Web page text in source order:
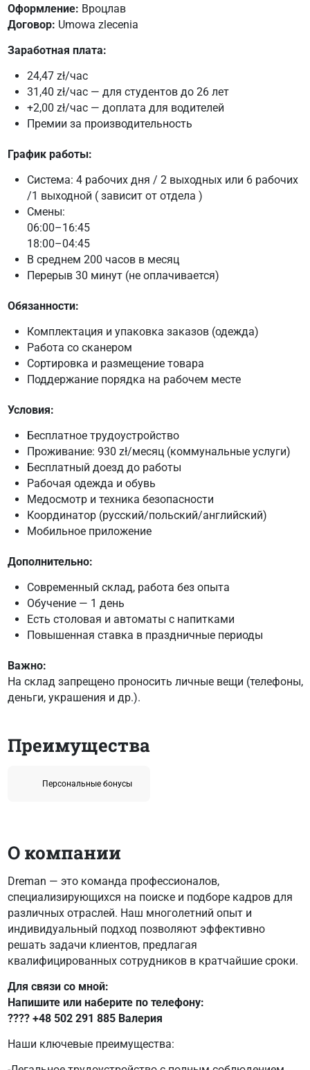
Оформление: Вроцлав
Договор: Umowa zlecenia
Заработная плата:
24,47 zł/час
31,40 zł/час — для студентов до 26 лет
+2,00 zł/час — доплата для водителей
Премии за производительность
График работы:
Система: 4 рабочих дня / 2 выходных или 6 рабочих
/1 выходной ( зависит от отдела )
Смены:
06:00–16:45
18:00–04:45
В среднем 200 часов в месяц
Перерыв 30 минут (не оплачивается)
Обязанности:
Комплектация и упаковка заказов (одежда)
Работа со сканером
Сортировка и размещение товара
Поддержание порядка на рабочем месте
Условия:
Бесплатное трудоустройство
Проживание: 930 zł/месяц (коммунальные услуги)
Бесплатный доезд до работы
Рабочая одежда и обувь
Медосмотр и техника безопасности
Координатор (русский/польский/английский)
Мобильное приложение
Дополнительно:
Современный склад, работа без опыта
Обучение — 1 день
Есть столовая и автоматы с напитками
Повышенная ставка в праздничные периоды
Важно:
На склад запрещено проносить личные вещи (телефоны,
деньги, украшения и др.).
Преимущества
Персональные бонусы
О компании
Dreman — это команда профессионалов,
специализирующихся на поиске и подборе кадров для
различных отраслей. Наш многолетний опыт и
индивидуальный подход позволяют эффективно
решать задачи клиентов, предлагая
квалифицированных сотрудников в кратчайшие сроки.
Для связи со мной:
Напишите или наберите по телефону:
???? +48 502 291 885 Валерия
Наши ключевые преимущества: